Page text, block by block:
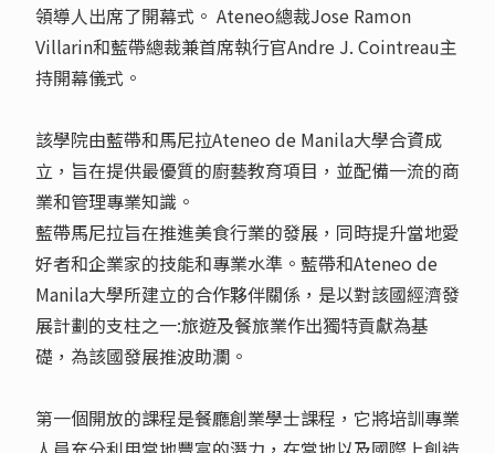
領導人出席了開幕式。 Ateneo總裁Jose Ramon
Villarin和藍帶總裁兼首席執行官Andre J. Cointreau主
持開幕儀式。
該學院由藍帶和馬尼拉Ateneo de Manila大學合資成
立，旨在提供最優質的廚藝教育項目，並配備一流的商
業和管理專業知識。
藍帶馬尼拉旨在推進美食行業的發展，同時提升當地愛
好者和企業家的技能和專業水準。藍帶和Ateneo de
Manila大學所建立的合作夥伴關係，是以對該國經濟發
展計劃的支柱之一:旅遊及餐旅業作出獨特貢獻為基
礎，為該國發展推波助瀾。
第一個開放的課程是餐廳創業學士課程，它將培訓專業